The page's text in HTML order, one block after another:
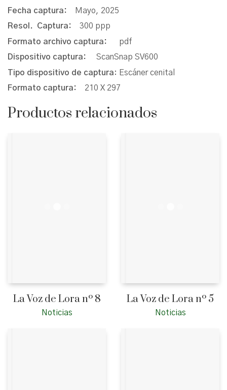
Fecha captura:
Mayo, 2025
Resol. Captura: 300 ppp
Formato archivo captura: pdf
Dispositivo captura: ScanSnap SV600
Tipo dispositivo de captura: Escáner cenital
Formato captura: 210 X 297
Productos relacionados
La Voz de Lora nº 8
Noticias
La Voz de Lora nº 5
Noticias